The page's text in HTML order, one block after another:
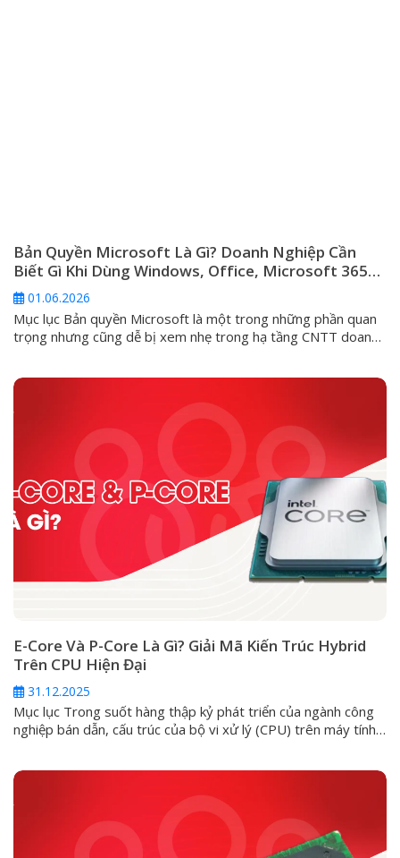
Bản Quyền Microsoft Là Gì? Doanh Nghiệp Cần
Biết Gì Khi Dùng Windows, Office, Microsoft 365
Và Windows Server
01.06.2026
Mục lục Bản quyền Microsoft là một trong những phần quan
trọng nhưng cũng dễ bị xem nhẹ trong hạ tầng CNTT doanh
không, hoặc server có chạy được phần mềm nội bộ...
E-Core Và P-Core Là Gì? Giải Mã Kiến Trúc Hybrid
Trên CPU Hiện Đại
31.12.2025
Mục lục Trong suốt hàng thập kỷ phát triển của ngành công
nghiệp bán dẫn, cấu trúc của bộ vi xử lý (CPU) trên máy tính
được đúc từ một khuôn mẫu, có...